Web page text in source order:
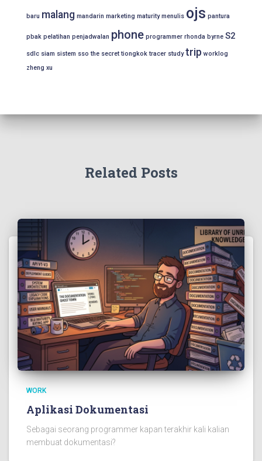
baru malang mandarin marketing maturity menulis ojs pantura
pbak pelatihan penjadwalan phone programmer rhonda byrne S2
sdlc siam sistem sso the secret tiongkok tracer study trip worklog
zheng xu
Related Posts
WORK
Aplikasi Dokumentasi
Sebagai seorang programmer kapan terakhir kali kalian
membuat dokumentasi?